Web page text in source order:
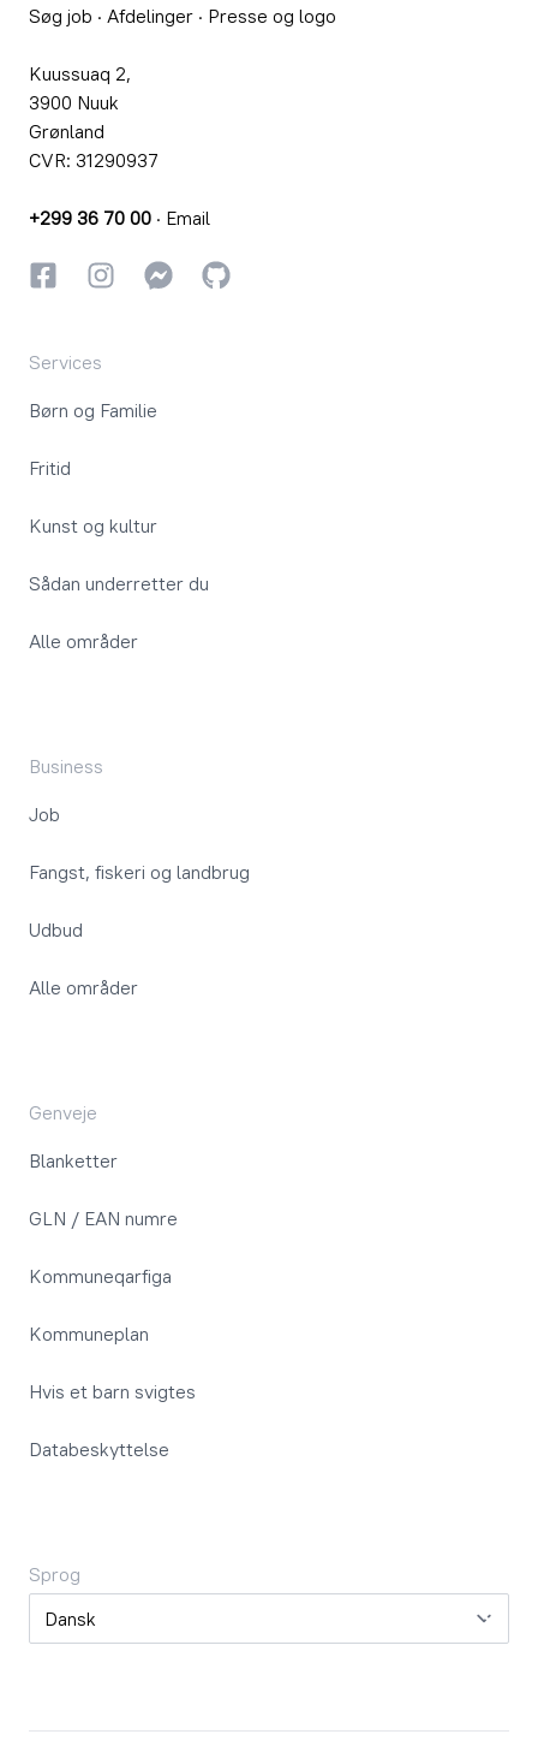
Søg job · Afdelinger · Presse og logo
Kuussuaq 2,
3900 Nuuk
Grønland
CVR: 31290937
+299 36 70 00 · Email
FacebookInstagramInstagram
GitHub
Services
Børn og Familie
Fritid
Kunst og kultur
Sådan underretter du
Alle områder
Business
Job
Fangst, fiskeri og landbrug
Udbud
Alle områder
Genveje
Blanketter
GLN / EAN numre
Kommuneqarfiga
Kommuneplan
Hvis et barn svigtes
Databeskyttelse
Sprog
Sprog